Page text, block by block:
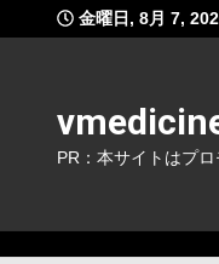
to
金曜日, 8月 7,
PR：本サイトはプ